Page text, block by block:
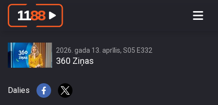
Simtiem taksometru vadītāju Rīgā
2026. gada 13. aprīlis, S05 E332
360 Ziņas
Dalies